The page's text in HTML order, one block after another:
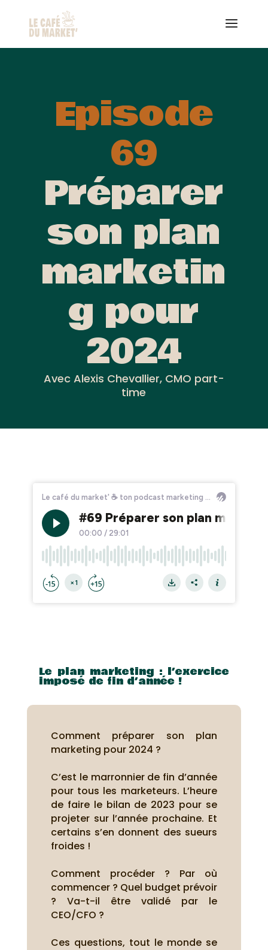
Episode
69
Préparer
son plan
marketin
g pour
2024
Avec Alexis Chevallier, CMO part-
time
Le plan marketing : l’exercice
imposé de fin d’année !
Comment préparer son plan
marketing pour 2024 ?
C’est le marronnier de fin d’année
pour tous les marketeurs. L’heure
de faire le bilan de 2023 pour se
projeter sur l’année prochaine. Et
certains s’en donnent des sueurs
froides !
Comment procéder ? Par où
commencer ? Quel budget prévoir
? Va-t-il être validé par le
CEO/CFO ?
Ces questions, tout le monde se